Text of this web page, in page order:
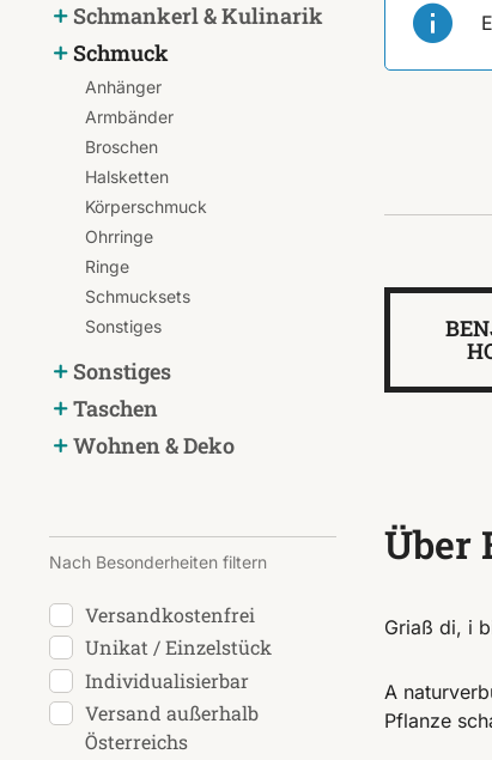
Schmankerl & Kulinarik
Schmuck
Anhänger
Armbänder
Broschen
Halsketten
Körperschmuck
Ohrringe
Ringe
Schmucksets
Sonstiges
Sonstiges
Taschen
Wohnen & Deko
Nach Besonderheiten filtern
Versandkostenfrei
Unikat / Einzelstück
Individualisierbar
Versand außerhalb
Österreichs
Über
Griaß di, i
A
Pflanze